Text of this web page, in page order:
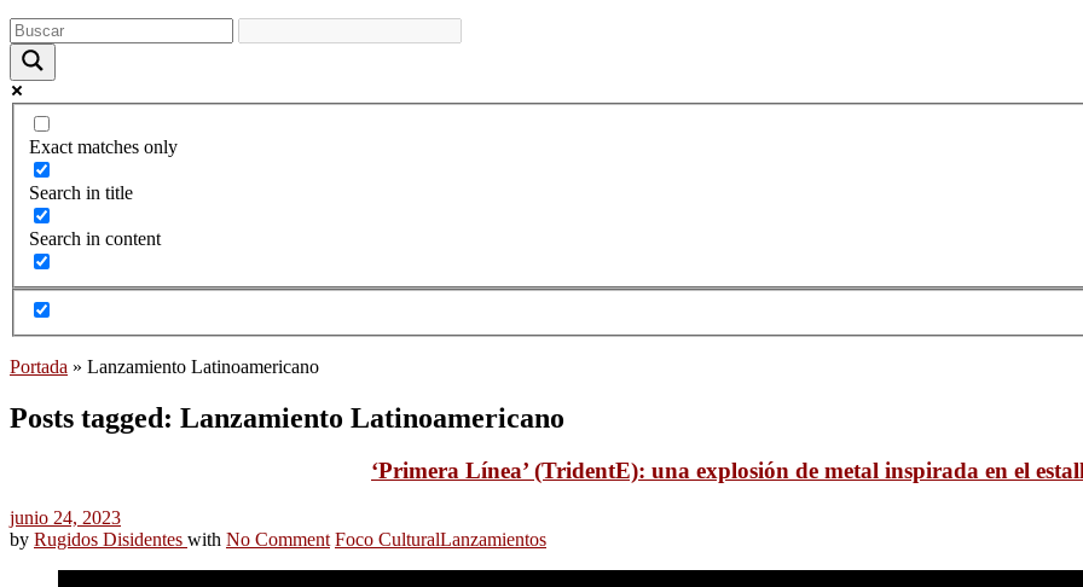
Exact matches only
Search in title
Search in content
Portada » Lanzamiento Latinoamericano
Posts tagged: Lanzamiento Latinoamericano
‘Primera Línea’ (TridentE): una explosión de metal inspirada en el
junio 24, 2023
by Rugidos Disidentes with No Comment Foco CulturalLanzamientos